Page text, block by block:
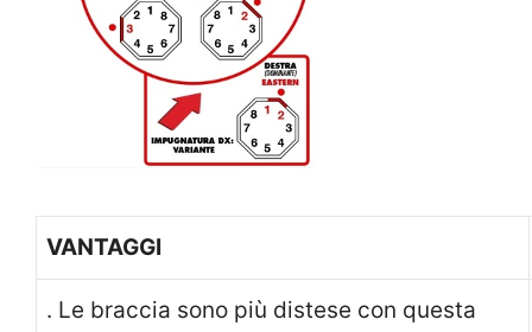
VANTAGGI
. Le braccia sono più distese con questa